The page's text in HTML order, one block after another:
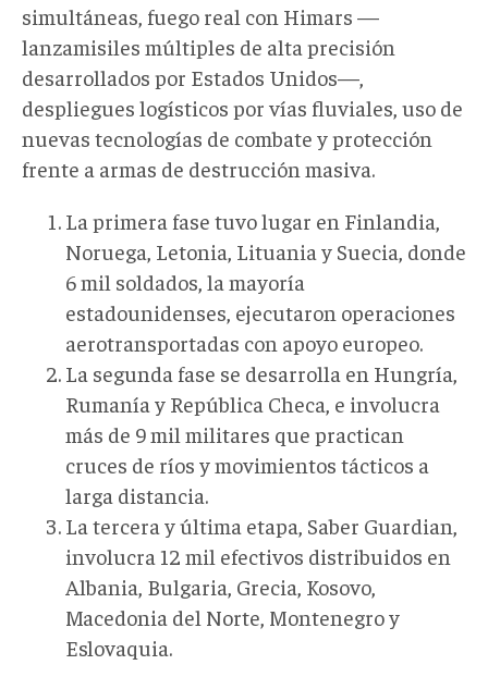
simultáneas, fuego real con Himars —
lanzamisiles múltiples de alta precisión
desarrollados por Estados Unidos—,
despliegues logísticos por vías fluviales, uso de
nuevas tecnologías de combate y protección
frente a armas de destrucción masiva.
La primera fase tuvo lugar en Finlandia,
Noruega, Letonia, Lituania y Suecia, donde
6 mil soldados, la mayoría
estadounidenses, ejecutaron operaciones
aerotransportadas con apoyo europeo.
La segunda fase se desarrolla en Hungría,
Rumanía y República Checa, e involucra
más de 9 mil militares que practican
cruces de ríos y movimientos tácticos a
larga distancia.
La tercera y última etapa, Saber Guardian,
involucra 12 mil efectivos distribuidos en
Albania, Bulgaria, Grecia, Kosovo,
Macedonia del Norte, Montenegro y
Eslovaquia.